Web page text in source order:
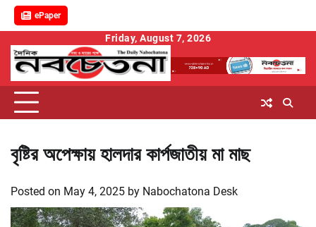
ePaper
content
Friday, August 7, 2026
বৃষ্টির অপেক্ষায় হালদার কার্পজাতীয় মা মাছ
Posted on May 4, 2025 by Nabochatona Desk